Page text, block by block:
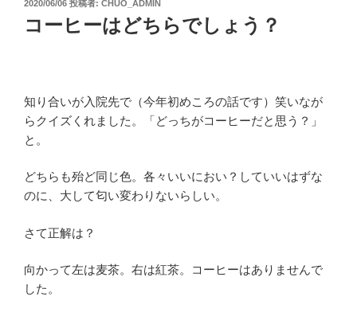
投
日:
2020/06/06 投稿者: CHUO_ADMIN
コーヒーはどちらでしょう？
知り合いが入院先で（今年初めころの話です）笑いなが
らクイズくれました。「どっちがコーヒーだと思う？」
と。
どちらも殆ど同じ色。各々いいにおい？していいはずな
のに、大して匂い変わりないらしい。
さて正解は？
向かって左は麦茶。右は紅茶。コーヒーはありませんで
した。